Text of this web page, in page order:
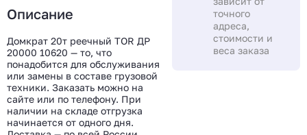
Описание
Домкрат 20т реечный TOR ДР
20000 10620 — то, что
понадобится для обслуживания
или замены в составе грузовой
техники. Заказать можно на
сайте или по телефону. При
наличии на складе отгрузка
начинается от одного дня.
точного
адреса,
стоимости и
веса заказа